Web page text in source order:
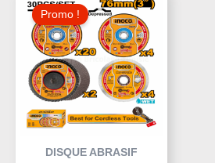
Promo !
DISQUE ABRASIF
Prix
Initial
Était :
60,000 د.ت.
Prix
Est :